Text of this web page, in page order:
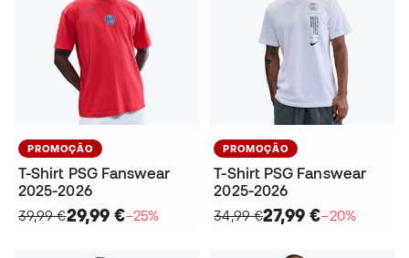
PROMOÇÃO
T-Shirt PSG Fanswear
2025-2026
39,99 €29,99 €−25%
PROMOÇÃO
T-Shirt PSG Fanswear
2025-2026
34,99 €27,99 €−20%